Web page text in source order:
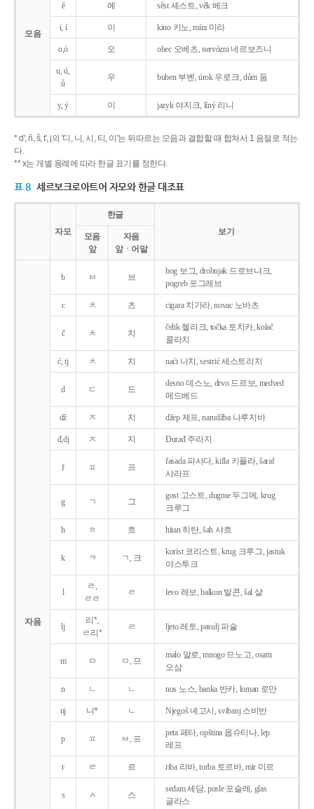
모음
ě 예 sěst 셰스트, věk 베크
i, í 이 kino 키노, míra 미라
o,ó 오 obec 오베츠, nervózni 네르보즈니
u, ú,
ů
우 buben 부벤, úrok 우로크, dům 둠
y, ý 이 jazyk야지크, líný 리니
* d', ň, š, t', j의 '디, 니, 시, 티, 이'는 뒤따르는 모음과 결합할 때 합쳐서 1 음절로 적는
다.
** x는 개별 용례에 따라 한글 표기를 정한다.
표 8 세르보크로아트어 자모와 한글 대조표
자모
한글
보기
모음
앞
자음
앞ㆍ어말
자음
b ㅂ 브
bog 보그, drobnjak 드로브냐크,
pogreb 포그레브
c ㅊ 츠 cigara 치가라, novac 노바츠
č ㅊ 치
čelik 첼리크, točka 토치카, kolač
콜라치
ć, tj ㅊ 치 naći 나치, sestrić 세스트리치
d ㄷ 드
desno 데스노, drvo 드르보, medved
메드베드
dž ㅈ 지 džep 제프, narudžba 나루지바
đ,dj ㅈ 지 Ðurađ 주라지
f ㅍ 프
fasada 파사다, kifla 키플라, šaraf
샤라프
g ㄱ 그
gost 고스트, dugme 두그메, krug
크루그
h ㅎ 흐 hitan 히탄, šah 샤흐
k ㅋ ㄱ, 크
korist 코리스트, krug 크루그, jastuk
야스투크
l
ㄹ,
ㄹㄹ
ㄹ levo 레보, balkon 발콘, šal 샬
lj
리*,
ㄹ리*
ㄹ ljeto 레토, pasulj 파술
m ㅁ ㅁ, 므
malo 말로, mnogo 므노고, osam
오삼
n ㄴ ㄴ nos 노스, banka 반카, loman 로만
nj 니* ㄴ Njegoš 녜고시, svibanj 스비반
p ㅍ ㅂ, 프
peta 페타, opština 옵슈티나, lep
레프
r ㄹ 르 riba 리바, torba 토르바, mir 미르
s ㅅ 스
sedam 세담, posle 포슬레, glas
글라스